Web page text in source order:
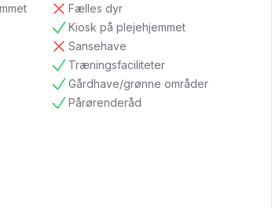
Fælles dyr
ikke tilgængelig
Kiosk på plejehjemmet
tilgængelig
Sansehave
ikke tilgængelig
Træningsfaciliteter
tilgængelig
Gårdhave/grønne områder
tilgængelig
Pårørenderåd
tilgængelig